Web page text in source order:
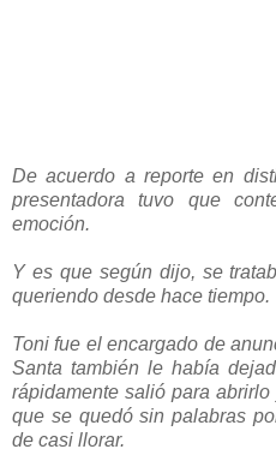
De acuerdo a reporte en
presentadora tuvo que
emoción.
Y es que según dijo, se
queriendo desde hace tiempo.
Toni fue el encargado de
Santa también le había
rápidamente salió para
que se quedó sin palabras
de casi llorar.